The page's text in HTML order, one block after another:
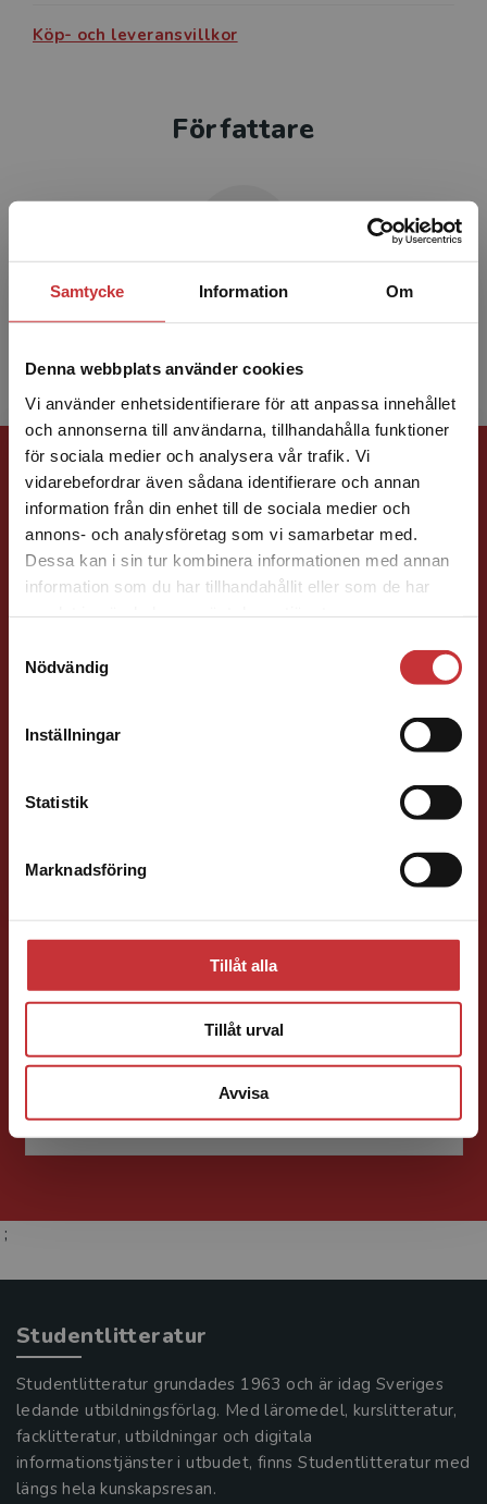
Samtycke Information Om
Denna webbplats använder cookies
Vi använder enhetsidentifierare för att anpassa innehållet
och annonserna till användarna, tillhandahålla funktioner
för sociala medier och analysera vår trafik. Vi
vidarebefordrar även sådana identifierare och annan
information från din enhet till de sociala medier och
annons- och analysföretag som vi samarbetar med.
Dessa kan i sin tur kombinera informationen med annan
information som du har tillhandahållit eller som de har
Nödvändig
Inställningar
Statistik
Marknadsföring
Tillåt alla
Tillåt urval
Avvisa
Begränsad fraktregion
Det verkar som att du besöker
studentlitteratur.se via en enhet utanför Sverige.
Vi erbjuder inte leveranser utanför Sverige. För
att kunna slutföra ett köp måste
Köp- och leveransvillkor
Författare
August Bolstad
Förlagskontakt
Fritjof Janson
Förlagskoordinator Kurslitteratur och
Kompetensutveckling
046-31 22 57
E-post
;
Studentlitteratur
Studentlitteratur grundades 1963 och är idag Sveriges
ledande utbildningsförlag. Med läromedel, kurslitteratur,
facklitteratur, utbildningar och digitala
informationstjänster i utbudet, finns Studentlitteratur med
längs hela kunskapsresan.